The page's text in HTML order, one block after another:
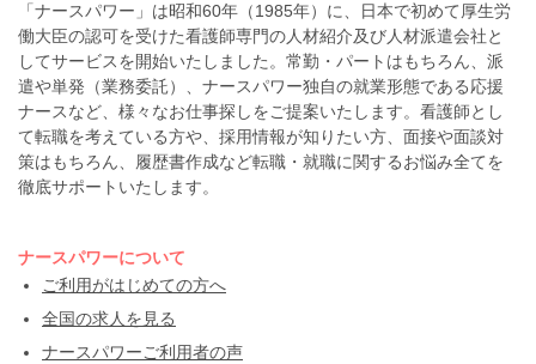
「ナースパワー」は昭和60年（1985年）に、日本で初めて厚生労
働大臣の認可を受けた看護師専門の人材紹介及び人材派遣会社と
してサービスを開始いたしました。常勤・パートはもちろん、派
遣や単発（業務委託）、ナースパワー独自の就業形態である応援
ナースなど、様々なお仕事探しをご提案いたします。看護師とし
て転職を考えている方や、採用情報が知りたい方、面接や面談対
策はもちろん、履歴書作成など転職・就職に関するお悩み全てを
徹底サポートいたします。
ナースパワーについて
ご利用がはじめての方へ
全国の求人を見る
ナースパワーご利用者の声